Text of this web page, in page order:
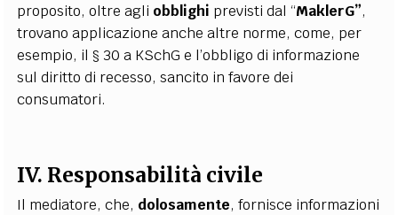
proposito, oltre agli obblighi previsti dal “MaklerG”,
trovano applicazione anche altre norme, come, per
esempio, il § 30 a KSchG e l’obbligo di informazione
sul diritto di recesso, sancito in favore dei
consumatori.
IV. Responsabilità civile
Il mediatore, che, dolosamente, fornisce informazioni